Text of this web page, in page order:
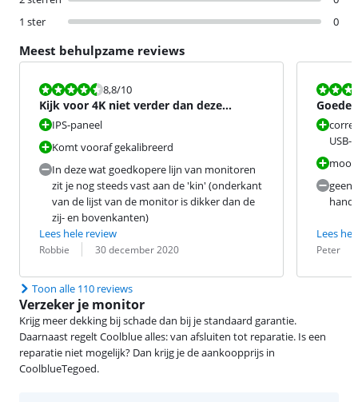
1 ster
0
Meest behulpzame reviews
Beoordeling is 8,8 van de 10.
8,8/10
Kijk voor 4K niet verder dan deze
monitor
IPS-paneel
Komt vooraf gekalibreerd
In deze wat goedkopere lijn van monitoren
zit je nog steeds vast aan de 'kin' (onderkant
van de lijst van de monitor is dikker dan de
zij- en bovenkanten)
Lees hele review
Beoordeling door:
Robbie
Datum: 30 december 2020
Goede
USB-C
mooi
geen
Lees
Peter
Datum:
Toon alle 110 reviews
Verzeker je monitor
Krijg meer dekking bij schade dan bij je standaard garantie.
Daarnaast regelt Coolblue alles: van afsluiten tot reparatie. Is een
reparatie niet mogelijk? Dan krijg je de aankoopprijs in
CoolblueTegoed.